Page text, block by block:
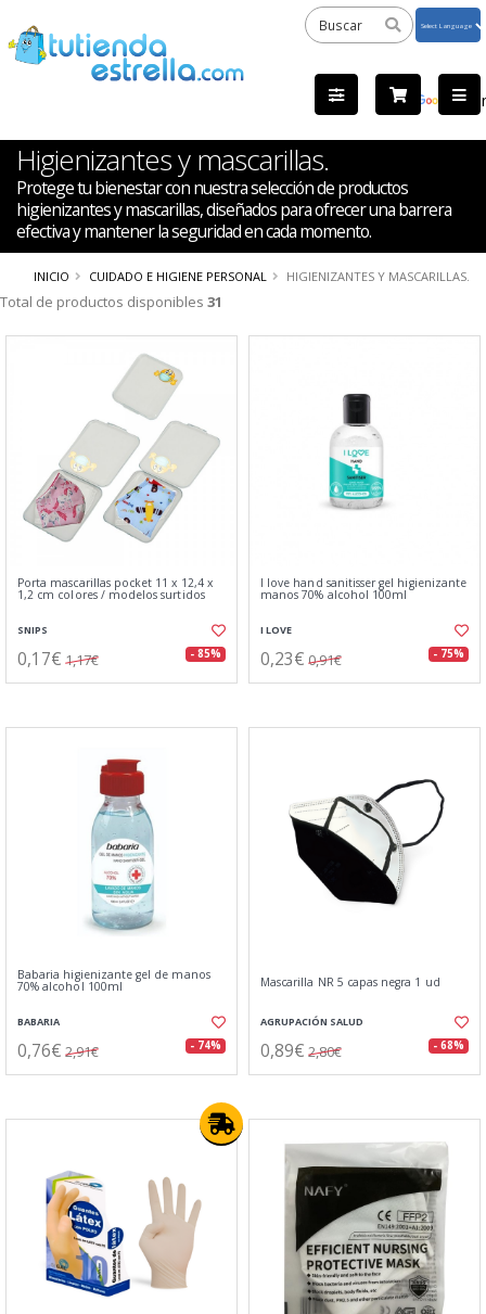
by
Higienizantes y mascarillas.
Protege tu bienestar con nuestra selección de productos
higienizantes y mascarillas, diseñados para ofrecer una barrera
efectiva y mantener la seguridad en cada momento.
INICIO CUIDADO E HIGIENE PERSONAL HIGIENIZANTES Y MASCARILLAS.
Total de productos disponibles 31
Porta mascarillas pocket 11 x 12,4 x
1,2 cm colores / modelos surtidos
SNIPS
0,17€ 1,17€ - 85%
I love hand sanitisser gel higienizante
manos 70% alcohol 100ml
I LOVE
0,23€ 0,91€ - 75%
Babaria higienizante gel de manos
70% alcohol 100ml
BABARIA
0,76€ 2,91€ - 74%
Mascarilla NR 5 capas negra 1 ud
AGRUPACIÓN SALUD
0,89€ 2,80€ - 68%